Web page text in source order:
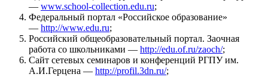
— www.school-collection.edu.ru;
Федеральный портал «Российское образование»
— http://www.edu.ru;
Российский общеобразовательный портал. Заочная
работа со школьниками — http://edu.of.ru/zaoch/;
Сайт сетевых семинаров и конференций РГПУ им.
А.И.Герцена — http://profil.3dn.ru/;